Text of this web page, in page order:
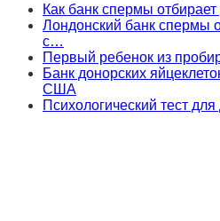
Как банк спермы
Лондонский банк спермы
с…
Первый ребенок из
Банк донорских
США
Психологический тест